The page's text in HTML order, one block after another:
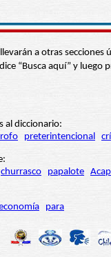
a otras
“Busca aquí” y
al diccionario:
preterintencional
churrasco papalote
para